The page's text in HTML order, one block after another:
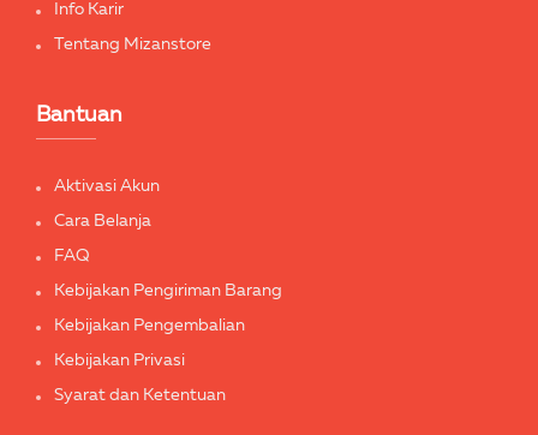
Info Karir
Tentang Mizanstore
Bantuan
Aktivasi Akun
Cara Belanja
FAQ
Kebijakan Pengiriman Barang
Kebijakan Pengembalian
Kebijakan Privasi
Syarat dan Ketentuan